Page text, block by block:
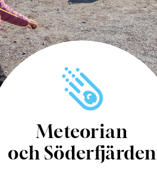
Meteorian
och Söderfjärden